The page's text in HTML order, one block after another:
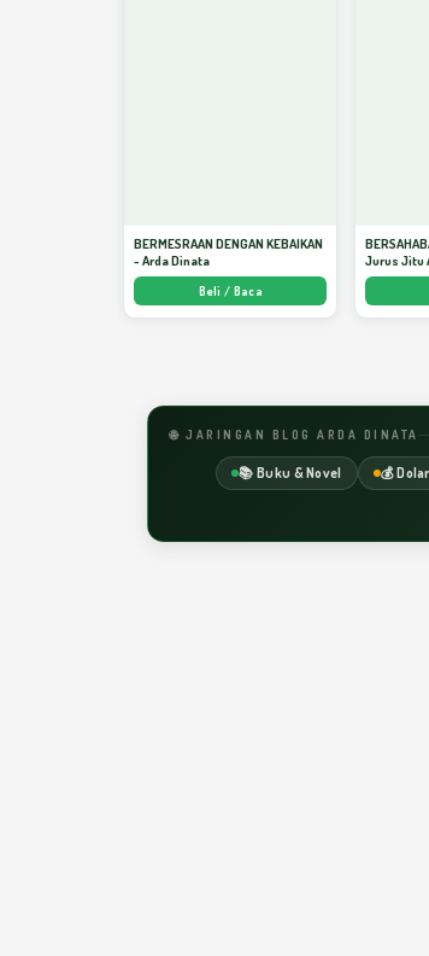
BERMESRAAN DENGAN KEBAIKAN
- Arda Dinata
Beli / Baca
Jurus Jitu
🌐 JARINGAN BLOG ARDA DINATA
📚 Buku & Novel 💰